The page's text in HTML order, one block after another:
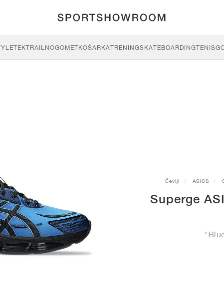
TEKTRAILNOGOMETKOŠARKATRENINGSKATEBOARDINGTENIS
Čevlji ASICS
Superge